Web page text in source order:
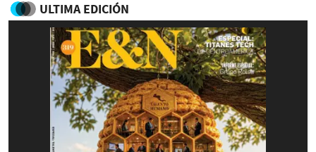
ULTIMA EDICIÓN